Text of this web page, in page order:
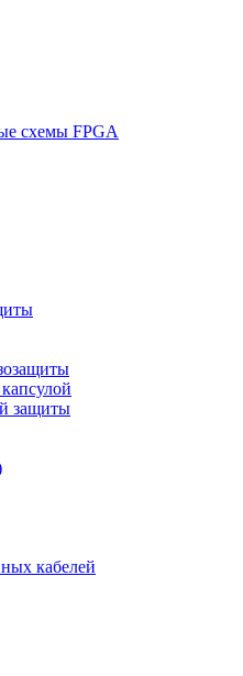
схемы FPGA
защиты
кабелей